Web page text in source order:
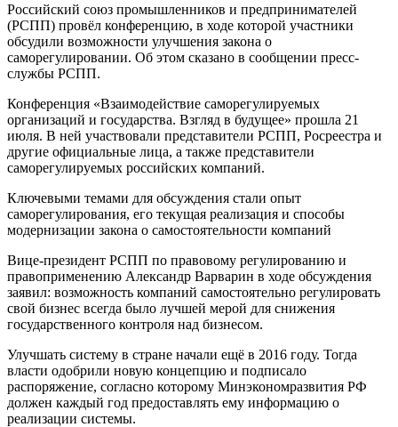
Российский союз промышленников и предпринимателей
(РСПП) провёл конференцию, в ходе которой участники
обсудили возможности улучшения закона о
саморегулировании. Об этом сказано в сообщении пресс-
службы РСПП.
Конференция «Взаимодействие саморегулируемых
организаций и государства. Взгляд в будущее» прошла 21
июля. В ней участвовали представители РСПП, Росреестра и
другие официальные лица, а также представители
саморегулируемых российских компаний.
Ключевыми темами для обсуждения стали опыт
саморегулирования, его текущая реализация и способы
модернизации закона о самостоятельности компаний
Вице-президент РСПП по правовому регулированию и
правоприменению Александр Варварин в ходе обсуждения
заявил: возможность компаний самостоятельно регулировать
свой бизнес всегда было лучшей мерой для снижения
государственного контроля над бизнесом.
Улучшать систему в стране начали ещё в 2016 году. Тогда
власти одобрили новую концепцию и подписало
распоряжение, согласно которому Минэкономразвития РФ
должен каждый год предоставлять ему информацию о
реализации системы.